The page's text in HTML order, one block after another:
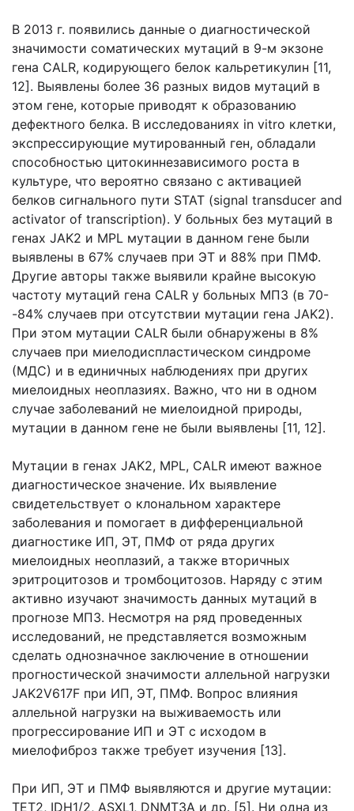
В 2013 г. появились данные о диагностической
значимости соматических мутаций в 9-м экзоне
гена CALR, кодирующего белок кальретикулин [11,
12]. Выявлены более 36 разных видов мутаций в
этом гене, которые приводят к образованию
дефектного белка. В исследованиях in vitro клетки,
экспрессирующие мутированный ген, обладали
способностью цитокиннезависимого роста в
культуре, что вероятно связано с активацией
белков сигнального пути STAT (signal transducer and
activator of transcription). У больных без мутаций в
генах JAK2 и MPL мутации в данном гене были
выявлены в 67% случаев при ЭТ и 88% при ПМФ.
Другие авторы также выявили крайне высокую
частоту мутаций гена CALR у больных МПЗ (в 70-
-84% случаев при отсутствии мутации гена JAK2).
При этом мутации CALR были обнаружены в 8%
случаев при миелодиспластическом синдроме
(МДС) и в единичных наблюдениях при других
миелоидных неоплазиях. Важно, что ни в одном
случае заболеваний не миелоидной природы,
мутации в данном гене не были выявлены [11, 12].
Мутации в генах JAK2, MPL, CALR имеют важное
диагностическое значение. Их выявление
свидетельствует о клональном характере
заболевания и помогает в дифференциальной
диагностике ИП, ЭТ, ПМФ от ряда других
миелоидных неоплазий, а также вторичных
эритроцитозов и тромбоцитозов. Наряду с этим
активно изучают значимость данных мутаций в
прогнозе МПЗ. Несмотря на ряд проведенных
исследований, не представляется возможным
сделать однозначное заключение в отношении
прогностической значимости аллельной нагрузки
JAK2V617F при ИП, ЭТ, ПМФ. Вопрос влияния
аллельной нагрузки на выживаемость или
прогрессирование ИП и ЭТ с исходом в
миелофиброз также требует изучения [13].
При ИП, ЭТ и ПМФ выявляются и другие мутации:
TET2, IDH1/2, ASXL1, DNMT3A и др. [5]. Ни одна из